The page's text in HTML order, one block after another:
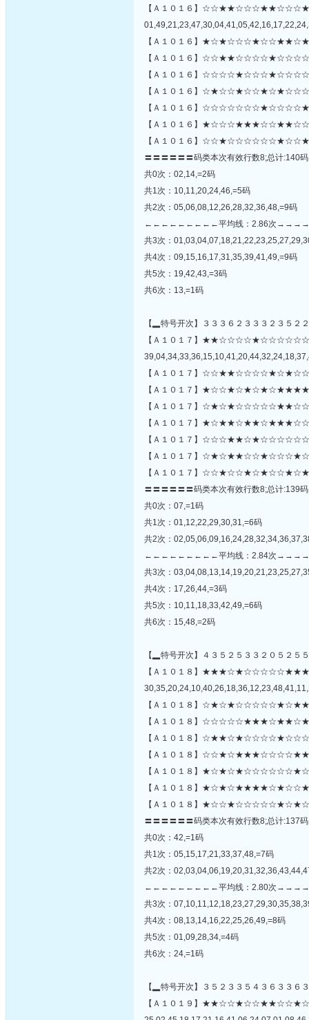
【Ａ１０１６】
【Ａ１０１６】
【Ａ１０１６】
【Ａ１０１６】
【Ａ１０１６】
【Ａ１０１６】
【Ａ１０１６】
【Ａ１０１６】
〓〓〓〓〓〓码类本次有效行数8;总计:140
共0次：02,14,=2码
共1次：10,11,20,24,46,=5码
共2次：05,06,08,12,26,28,32,36,48,=9码
←←←←←←←←←平均线：2.86次
共3次：
共4次：09,15,16,17,31,35,39,41,49,=9码
共5次：19,42,43,=3码
共6次：13,=1码
【▂特号开次】３３３６２３３３２３５２
【Ａ１０１７】
【Ａ１０１７】
【Ａ１０１７】
【Ａ１０１７】
【Ａ１０１７】
【Ａ１０１７】
【Ａ１０１７】
【Ａ１０１７】
〓〓〓〓〓〓码类本次有效行数8;总计:139
共0次：07,=1码
共1次：01,12,22,29,30,31,=6码
共2次：
←←←←←←←←←平均线：2.84次
共3次：
共4次：17,26,44,=3码
共5次：10,11,18,33,42,49,=6码
共6次：15,48,=2码
【▂特号开次】４３５２５３３２０５２５
【Ａ１０１８】
【Ａ１０１８】
【Ａ１０１８】
【Ａ１０１８】
【Ａ１０１８】
【Ａ１０１８】
【Ａ１０１８】
【Ａ１０１８】
〓〓〓〓〓〓码类本次有效行数8;总计:137
共0次：42,=1码
共1次：05,15,17,21,33,37,48,=7码
共2次：
←←←←←←←←←平均线：2.80次
共3次：
共4次：08,13,14,16,22,25,26,49,=8码
共5次：01,09,28,34,=4码
共6次：24,=1码
【▂特号开次】３５２３３５４３６３３６
【Ａ１０１９】